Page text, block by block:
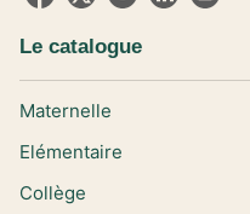
Le catalogue
Maternelle
Elémentaire
Collège